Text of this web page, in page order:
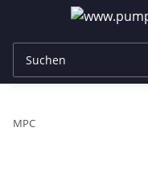
MPC